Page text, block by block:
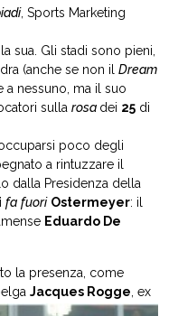
, Sports Marketing
sua. Gli stadi sono pieni,
(anche se non il Dream
a nessuno, ma il suo
sulla rosa dei 25 di
poco degli
a rintuzzare il
dalla Presidenza della
fa fuori Ostermeyer: il
Eduardo De
la presenza, come
Jacques Rogge , ex